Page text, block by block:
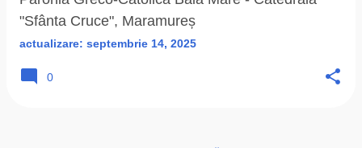
"Sfânta Cruce", Maramureș
actualizare: septembrie 14, 2025
0